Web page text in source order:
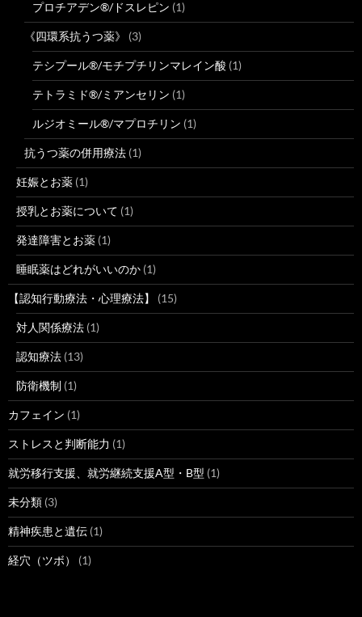
プロチアデン®/ドスレピン (1)
《四環系抗うつ薬》 (3)
テシプール®/モチプチリンマレイン酸 (1)
テトラミド®/ミアンセリン (1)
ルジオミール®/マプロチリン (1)
抗うつ薬の併用療法 (1)
妊娠とお薬 (1)
授乳とお薬について (1)
発達障害とお薬 (1)
睡眠薬はどれがいいのか (1)
【認知行動療法・心理療法】 (15)
対人関係療法 (1)
認知療法 (13)
防衛機制 (1)
カフェイン (1)
ストレスと判断能力 (1)
就労移行支援、就労継続支援A型・B型 (1)
未分類 (3)
精神疾患と遺伝 (1)
経穴（ツボ） (1)